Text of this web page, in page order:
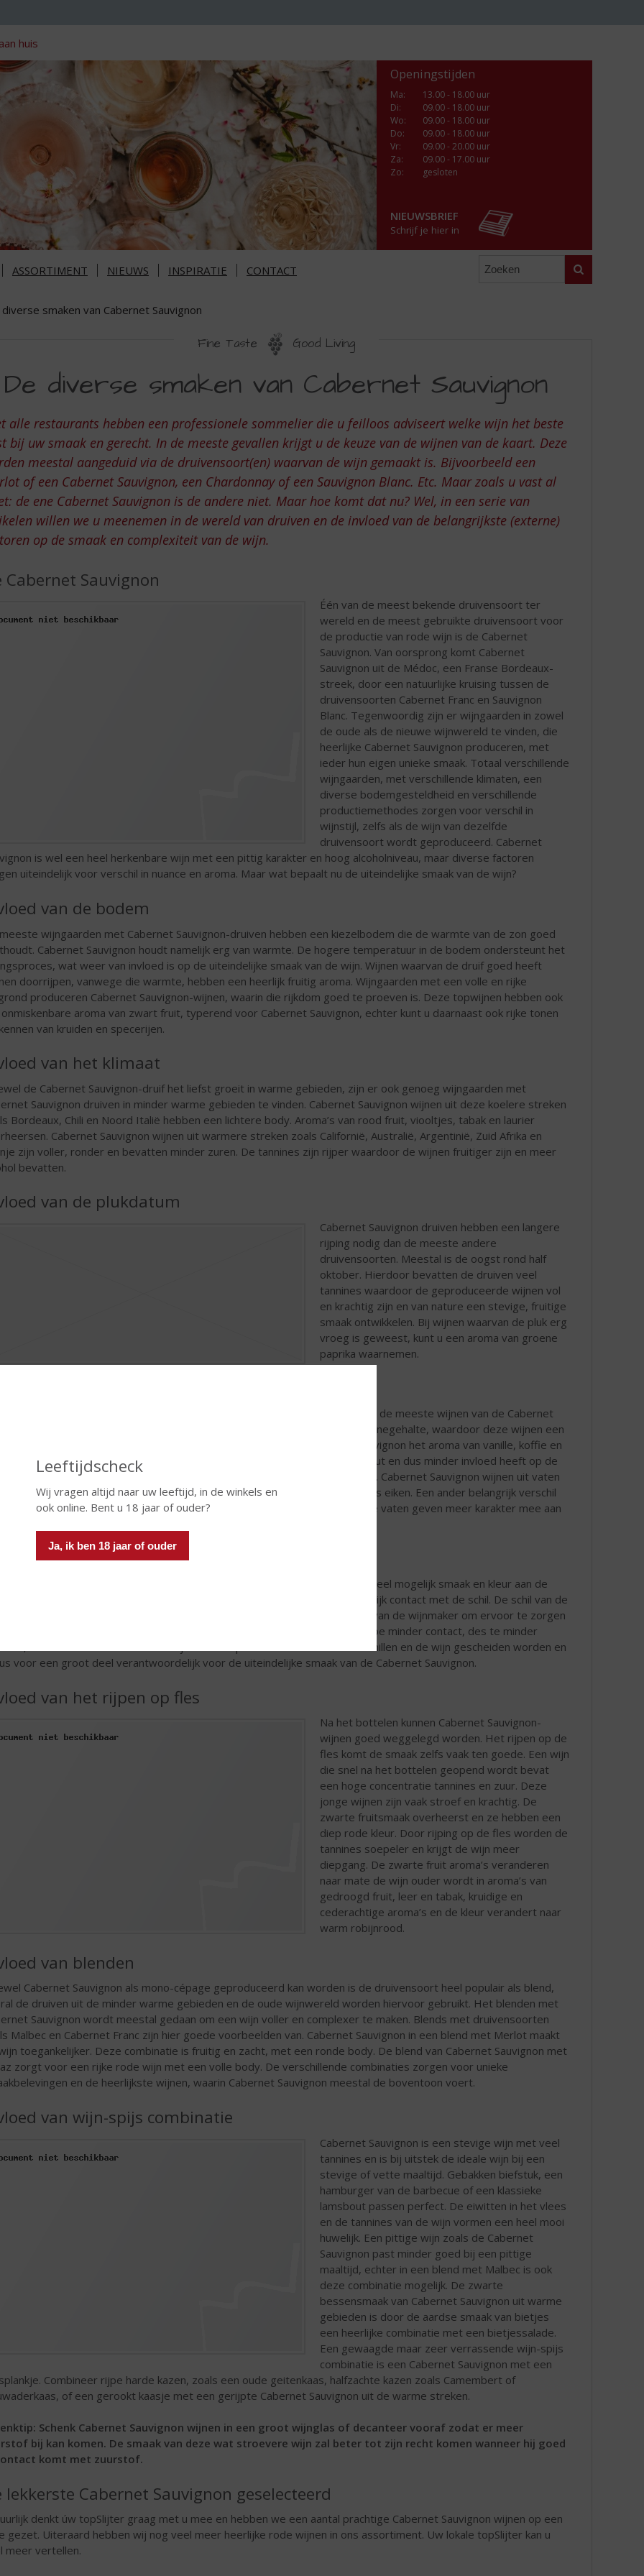
Leeftijdscheck
Wij vragen altijd naar uw leeftijd, in de winkels en
ook online. Bent u 18 jaar of ouder?
Ja, ik ben 18 jaar of ouder
huis
Openingstijden
Ma:
13.00 - 18.00 uur
Di:
09.00 - 18.00 uur
Wo:
09.00 - 18.00 uur
Do:
09.00 - 18.00 uur
Vr:
09.00 - 20.00 uur
Za:
09.00 - 17.00 uur
Zo:
gesloten
NIEUWSBRIEF
Schrijf je hier in
ASSORTIMENT NIEUWS INSPIRATIE CONTACT Zoeken
diverse smaken van Cabernet Sauvignon
Fine Taste Good Living
De diverse smaken van Cabernet Sauvignon
alle restaurants hebben een professionele sommelier die u feilloos adviseert welke wijn het beste
bij uw smaak en gerecht. In de meeste gevallen krijgt u de keuze van de wijnen van de kaart. Deze
meestal aangeduid via de druivensoort(en) waarvan de wijn gemaakt is. Bijvoorbeeld een
of een Cabernet Sauvignon, een Chardonnay of een Sauvignon Blanc. Etc. Maar zoals u vast al
de ene Cabernet Sauvignon is de andere niet. Maar hoe komt dat nu? Wel, in een serie van
willen we u meenemen in de wereld van druiven en de invloed van de belangrijkste (externe)
op de smaak en complexiteit van de wijn.
Cabernet Sauvignon
Één van de meest bekende druivensoort ter
wereld en de meest gebruikte druivensoort voor
de productie van rode wijn is de Cabernet
Sauvignon. Van oorsprong komt Cabernet
Sauvignon uit de Médoc, een Franse Bordeaux-
streek, door een natuurlijke kruising tussen de
druivensoorten Cabernet Franc en Sauvignon
Blanc. Tegenwoordig zijn er wijngaarden in zowel
de oude als de nieuwe wijnwereld te vinden, die
heerlijke Cabernet Sauvignon produceren, met
ieder hun eigen unieke smaak. Totaal verschillende
wijngaarden, met verschillende klimaten, een
diverse bodemgesteldheid en verschillende
productiemethodes zorgen voor verschil in
wijnstijl, zelfs als de wijn van dezelfde
druivensoort wordt geproduceerd. Cabernet
is wel een heel herkenbare wijn met een pittig karakter en hoog alcoholniveau, maar diverse factoren
uiteindelijk voor verschil in nuance en aroma. Maar wat bepaalt nu de uiteindelijke smaak van de wijn?
van de bodem
wijngaarden met Cabernet Sauvignon-druiven hebben een kiezelbodem die de warmte van de zon goed
Cabernet Sauvignon houdt namelijk erg van warmte. De hogere temperatuur in de bodem ondersteunt het
wat weer van invloed is op de uiteindelijke smaak van de wijn. Wijnen waarvan de druif goed heeft
doorrijpen, vanwege die warmte, hebben een heerlijk fruitig aroma. Wijngaarden met een volle en rijke
produceren Cabernet Sauvignon-wijnen, waarin die rijkdom goed te proeven is. Deze topwijnen hebben ook
aroma van zwart fruit, typerend voor Cabernet Sauvignon, echter kunt u daarnaast ook rijke tonen
van kruiden en specerijen.
van het klimaat
de Cabernet Sauvignon-druif het liefst groeit in warme gebieden, zijn er ook genoeg wijngaarden met
Sauvignon druiven in minder warme gebieden te vinden. Cabernet Sauvignon wijnen uit deze koelere streken
Bordeaux, Chili en Noord Italië hebben een lichtere body. Aroma’s van rood fruit, viooltjes, tabak en laurier
Cabernet Sauvignon wijnen uit warmere streken zoals Californië, Australië, Argentinië, Zuid Afrika en
zijn voller, ronder en bevatten minder zuren. De tannines zijn rijper waardoor de wijnen fruitiger zijn en meer
bevatten.
van de plukdatum
Cabernet Sauvignon druiven hebben een langere
rijping nodig dan de meeste andere
druivensoorten. Meestal is de oogst rond half
oktober. Hierdoor bevatten de druiven veel
tannines waardoor de geproduceerde wijnen vol
en krachtig zijn en van nature een stevige, fruitige
smaak ontwikkelen. Bij wijnen waarvan de pluk erg
vroeg is geweest, kunt u een aroma van groene
paprika waarnemen.
de specifieke karaktereigenschappen zo goed mogelijk te bewaren worden de meeste wijnen van de Cabernet
druif op eikenhouten vaten gerijpt. Het eikenhout reduceert het tanninegehalte, waardoor deze wijnen een
en verfijnde smaak ontwikkelen. Ook geeft het eikenhout de Cabernet Sauvignon het aroma van vanille, koffie en
Hoe groter het vat, des te minder contact de wijn maakt met het hout en dus minder invloed heeft op de
van de wijn. Ook is er een verschil tussen Amerikaans en Frans eikenhout. Cabernet Sauvignon wijnen uit vaten
Amerikaans eiken hebben een sterkere smaak dan wijnen uit vaten van Frans eiken. Een ander belangrijk verschil
er tussen wijnen uit nieuwe vaten en oude, vaker gebruikte vaten. De nieuwe vaten geven meer karakter mee aan
van de wijnmaker
wijnmaker speelt een grote rol in de uiteindelijke smaak van de wijn. Om zoveel mogelijk smaak en kleur aan de
te onttrekken maakt de wijn, tijdens het productieproces, zoveel mogelijk contact met de schil. De schil van de
Sauvignon druif is dik en bevat veel tannines. Het is daarom de kunst van de wijnmaker om ervoor te zorgen
de hoeveelheid tannines de smaak van de wijn niet gaat overschaduwen. Hoe minder contact, des te minder
maar ook minder smaak. De wijnmaker bepaalt het moment dat de schillen en de wijn gescheiden worden en
voor een groot deel verantwoordelijk voor de uiteindelijke smaak van de Cabernet Sauvignon.
van het rijpen op fles
Na het bottelen kunnen Cabernet Sauvignon-
wijnen goed weggelegd worden. Het rijpen op de
fles komt de smaak zelfs vaak ten goede. Een wijn
die snel na het bottelen geopend wordt bevat
een hoge concentratie tannines en zuur. Deze
jonge wijnen zijn vaak stroef en krachtig. De
zwarte fruitsmaak overheerst en ze hebben een
diep rode kleur. Door rijping op de fles worden de
tannines soepeler en krijgt de wijn meer
diepgang. De zwarte fruit aroma’s veranderen
naar mate de wijn ouder wordt in aroma’s van
gedroogd fruit, leer en tabak, kruidige en
cederachtige aroma’s en de kleur verandert naar
warm robijnrood.
van blenden
Cabernet Sauvignon als mono-cépage geproduceerd kan worden is de druivensoort heel populair als blend,
de druiven uit de minder warme gebieden en de oude wijnwereld worden hiervoor gebruikt. Het blenden met
Sauvignon wordt meestal gedaan om een wijn voller en complexer te maken. Blends met druivensoorten
Malbec en Cabernet Franc zijn hier goede voorbeelden van. Cabernet Sauvignon in een blend met Merlot maakt
toegankelijker. Deze combinatie is fruitig en zacht, met een ronde body. De blend van Cabernet Sauvignon met
zorgt voor een rijke rode wijn met een volle body. De verschillende combinaties zorgen voor unieke
en de heerlijkste wijnen, waarin Cabernet Sauvignon meestal de boventoon voert.
van wijn-spijs combinatie
Cabernet Sauvignon is een stevige wijn met veel
tannines en is bij uitstek de ideale wijn bij een
stevige of vette maaltijd. Gebakken biefstuk, een
hamburger van de barbecue of een klassieke
lamsbout passen perfect. De eiwitten in het vlees
en de tannines van de wijn vormen een heel mooi
huwelijk. Een pittige wijn zoals de Cabernet
Sauvignon past minder goed bij een pittige
maaltijd, echter in een blend met Malbec is ook
deze combinatie mogelijk. De zwarte
bessensmaak van Cabernet Sauvignon uit warme
gebieden is door de aardse smaak van bietjes
een heerlijke combinatie met een bietjessalade.
Een gewaagde maar zeer verrassende wijn-spijs
combinatie is een Cabernet Sauvignon met een
Combineer rijpe harde kazen, zoals een oude geitenkaas, halfzachte kazen zoals Camembert of
of een gerookt kaasje met een gerijpte Cabernet Sauvignon uit de warme streken.
Schenk Cabernet Sauvignon wijnen in een groot wijnglas of decanteer vooraf zodat er meer
bij kan komen. De smaak van deze wat stroevere wijn zal beter tot zijn recht komen wanneer hij goed
komt met zuurstof.
lekkerste Cabernet Sauvignon geselecteerd
denkt úw topSlijter graag met u mee en hebben we een aantal prachtige Cabernet Sauvignon wijnen op een
gezet. Uiteraard hebben wij nog veel meer heerlijke rode wijnen in ons assortiment. Uw lokale topSlijter kan u
meer vertellen.